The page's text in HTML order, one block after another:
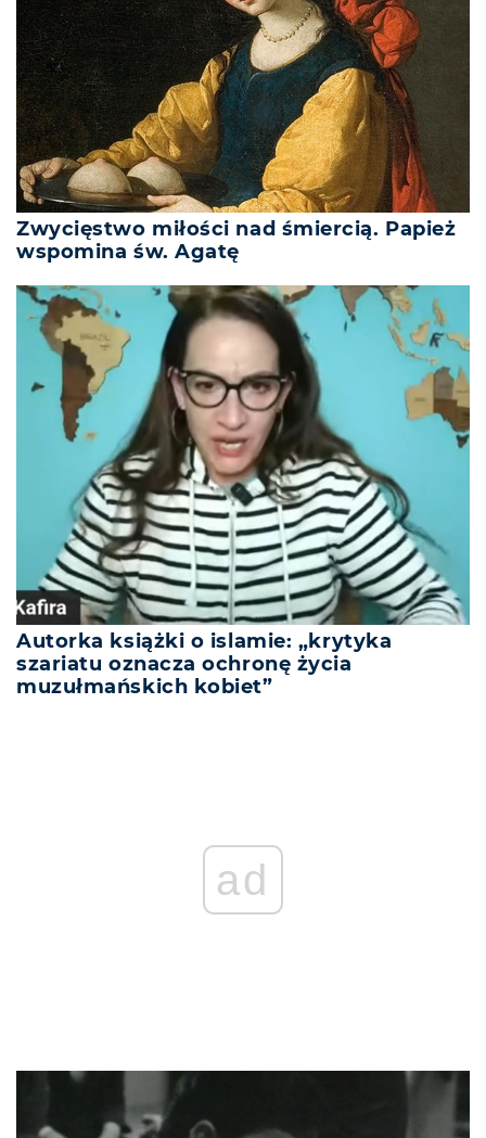
Zwycięstwo miłości nad śmiercią. Papież
wspomina św. Agatę
Autorka książki o islamie: „krytyka
szariatu oznacza ochronę życia
muzułmańskich kobiet”
ad